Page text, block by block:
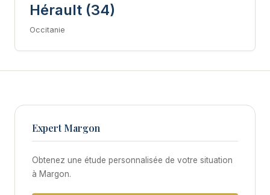
Hérault (34)
Occitanie
Expert Margon
Obtenez une étude personnalisée de votre situation
à Margon.